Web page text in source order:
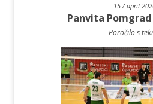
15 / april
Panvita Pomgrad
Poročilo s